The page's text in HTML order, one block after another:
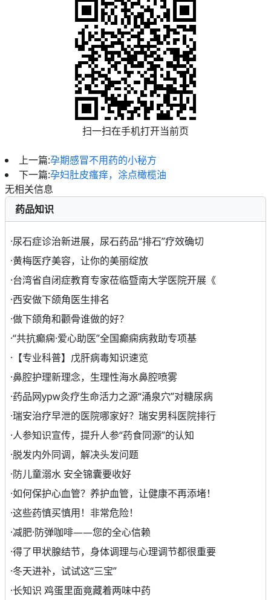
扫一扫在手机打开当前页
上一篇:孕期感冒不用药的小秘方
下一篇:孕妇肚皮瘙痒，涂点橄榄油
无相关信息
药品知识
·尿石症诊治新进展，尿石药品“排石”疗效确切
·黄梅医疗美容，让你的美丽绽放
·台湾省自闭症教育专家莅临暨南大学医院开展《
·西安做下颌角医生排名
·做下颌角和颧骨谁做的好？
·“共抗癫痫·爱心助医”全国癫痫病救助专项基
· 【专业科普】戊肝病毒知识速览
·鼻腔护理新理念，生理性海水鼻腔喷雾
·药品网ypw灸疗生命活力之源“涌泉穴”对糖尿病
·瑞安治疗早泄的医院哪家好？瑞安男科医院排行
·人参知识宣传，提升人参“药食同源”的认知
·脱发内外同调，解决头发问题
·防儿童溺水 安全锦囊要收好
·如何保护心血管？养护血管，让健康不再添堵！
·这些药慎买慎用！非常危险！
·减肥·防弹咖啡——您的全心信赖
·得了甲状腺结节，身体调理与心理调节都很重要
·冬天进补，试试这“三宝”
·长知识 鸡蛋里面竟藏着两味中药